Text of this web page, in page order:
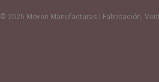
© 2026 Moven Manufacturas | Fabricación,